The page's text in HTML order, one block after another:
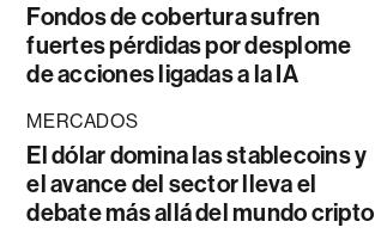
Fondos de cobertura sufren
fuertes pérdidas por desplome
de acciones ligadas a la IA
MERCADOS
El dólar domina las stablecoins y
el avance del sector lleva el
debate más allá del mundo cripto